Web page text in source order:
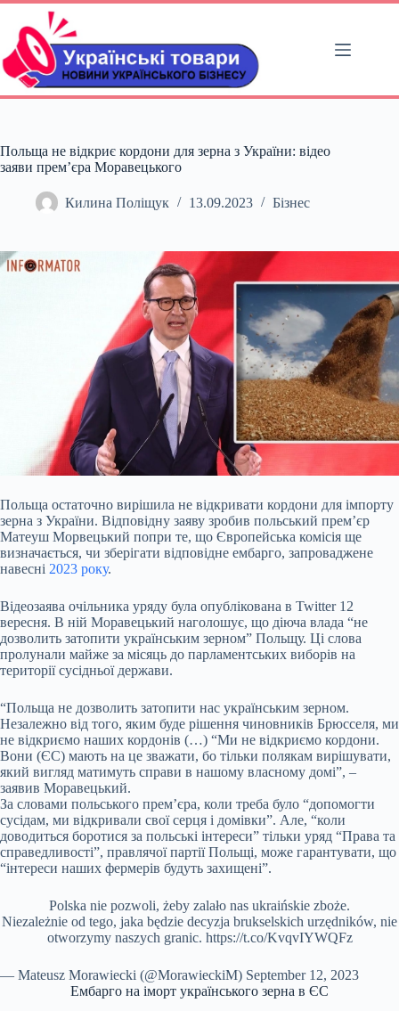
Перейти
вмісту
Польща не відкриє кордони для зерна з України: відео
заяви премʼєра Моравецького
Килина Поліщук 13.09.2023 Бізнес
Польща остаточно вирішила не відкривати кордони для імпорту
зерна з України. Відповідну заяву зробив польський премʼєр
Матеуш Морвецький попри те, що Європейська комісія ще
визначається, чи зберігати відповідне ембарго, запроваджене
навесні 2023 року.
Відеозаява очільника уряду була опублікована в Twitter 12
вересня. В ній Моравецький наголошує, що діюча влада “не
дозволить затопити українським зерном” Польщу. Ці слова
пролунали майже за місяць до парламентських виборів на
території сусідньої держави.
“Польща не дозволить затопити нас українським зерном.
Незалежно від того, яким буде рішення чиновників Брюсселя, ми
не відкриємо наших кордонів (…) “Ми не відкриємо кордони.
Вони (ЄС) мають на це зважати, бо тільки полякам вирішувати,
який вигляд матимуть справи в нашому власному домі”, –
заявив Моравецький.
За словами польського премʼєра, коли треба було “допомогти
сусідам, ми відкривали свої серця і домівки”. Але, “коли
доводиться боротися за польські інтереси” тільки уряд “Права та
справедливості”, правлячої партії Польщі, може гарантувати, що
“інтереси наших фермерів будуть захищені”.
Polska nie pozwoli, żeby zalało nas ukraińskie zboże.
Niezależnie od tego, jaka będzie decyzja brukselskich urzędników, nie
otworzymy naszych granic. https://t.co/KvqvIYWQFz
— Mateusz Morawiecki (@MorawieckiM) September 12, 2023
Ембарго на іморт українського зерна в ЄС